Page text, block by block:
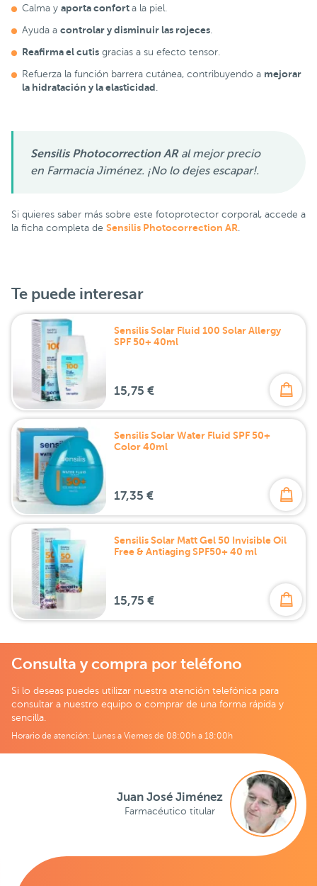
Calma y aporta confort a la piel.
Ayuda a controlar y disminuir las rojeces
Reafirma el cutis gracias a su efecto tensor.
Refuerza la función barrera cutánea, contribuyendo a mejorar
la hidratación y la elasticidad
Sensilis Photocorrection ARal mejor precio
en Farmacia Jiménez. ¡No lo dejes escapar!.
Si quieres saber más sobre este fotoprotector corporal, accede a
la ficha completa de Sensilis Photocorrection AR
Te puede interesar
Sensilis Solar Fluid 100 Solar Allergy
SPF 50+ 40ml
15,75 €
Sensilis Solar Water Fluid SPF 50+
Color 40ml
17,35 €
Sensilis Solar Matt Gel 50 Invisible Oil
Free & Antiaging SPF50+ 40 ml
15,75 €
Consulta y compra por teléfono
Si lo deseas puedes utilizar nuestra atención telefónica para
consultar a nuestro equipo o comprar de una forma rápida y
sencilla.
Horario de atención: Lunes a Viernes de 08:00h a 18:00h
Juan José Jiménez
Farmacéutico titular